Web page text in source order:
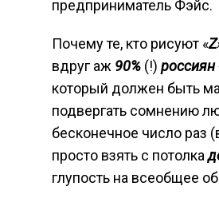
предприниматель Фэйс.
Почему те, кто рисуют «Z
вдруг аж 90%(!)
который должен быть
подвергать сомнению
бесконечное число раз
просто взять с потолка
глупость на всеобщее